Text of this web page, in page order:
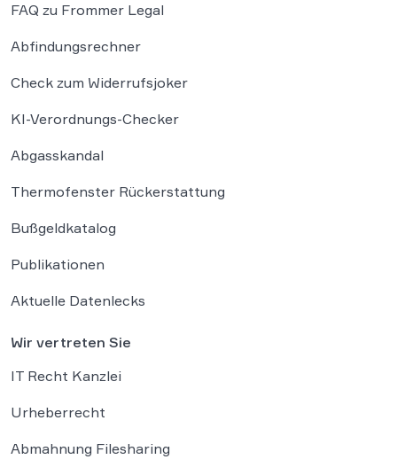
FAQ zu Frommer Legal
Abfindungsrechner
Check zum Widerrufsjoker
KI-Verordnungs-Checker
Abgasskandal
Thermofenster Rückerstattung
Bußgeldkatalog
Publikationen
Aktuelle Datenlecks
Wir vertreten Sie
IT Recht Kanzlei
Urheberrecht
Abmahnung Filesharing